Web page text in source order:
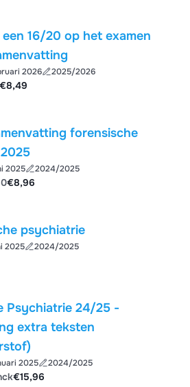
16/20 op het examen
2026 2025/2026
€8,49
forensische
psychiatrie 2025
2025 2024/2025
€8,96
psychiatrie
2025 2024/2025
Psychiatrie 24/25 -
extra teksten
2025 2024/2025
€15,96